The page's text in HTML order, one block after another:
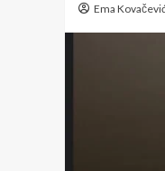
Ema Kovačević